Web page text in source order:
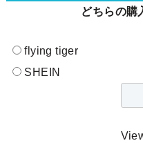
どちらの購
flying tiger
SHEIN